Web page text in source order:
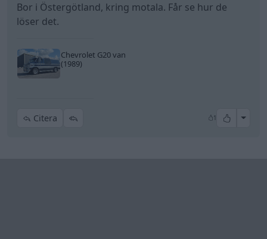
Bor i Östergötland, kring motala. Får se hur de
löser det.
Chevrolet G20 van
(1989)
Citera 1 All